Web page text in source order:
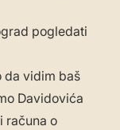
pogledati
da vidim baš
Davidovića
računa o